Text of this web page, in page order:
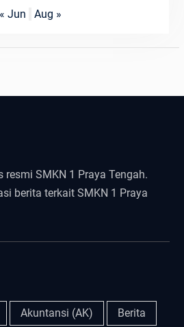
« Jun Aug »
SMKN 1 Praya Tengah.
berita terkait SMKN 1 Praya
Akuntansi (AK) Berita